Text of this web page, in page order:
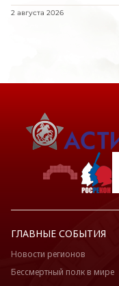
2 августа 2026
ГЛАВНЫЕ СОБЫТИЯ
Новости регионов
Бессмертный полк в мире